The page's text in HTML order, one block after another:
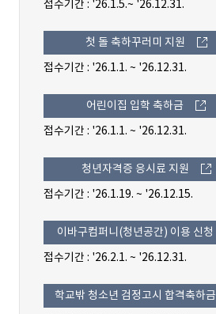
접수기간 : '26.1.5.~ '26.12.31.
첫 돌 축하꾸러미 지원
접수기간 : '26.1.1. ~ '26.12.31.
어린이집 입학 축하금
접수기간 : '26.1.1. ~ '26.12.31.
청년자격증 응시료 지원
접수기간 : '26.1.19. ~ '26.12.15.
이바구컴퍼니(청년공간) 이용 신청
접수기간 : '26.2.1. ~ '26.12.31.
학교밖 청소년 검정고시 합격축하금